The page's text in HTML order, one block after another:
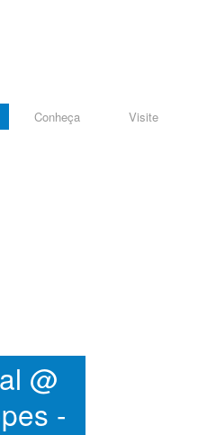
Conheça Visite
@
-